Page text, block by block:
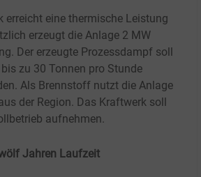
erreicht eine thermische Leistung
erzeugt die Anlage 2 MW
Der erzeugte Prozessdampf soll
zu 30 Tonnen pro Stunde
Als Brennstoff nutzt die Anlage
der Region. Das Kraftwerk soll
aufnehmen.
Jahren Laufzeit